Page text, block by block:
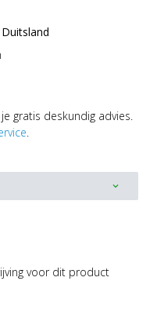
Duitsland
gratis deskundig advies.
.
expand_more
voor dit product